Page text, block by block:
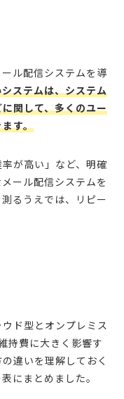
ル配信システムを導
ステムは、システム
関して、多くのユー
す。
が高い」など、明確
ール配信システムを
るうえでは、リピー
ド型とオンプレミス
持費に大きく影響す
違いを理解しておく
にまとめました。